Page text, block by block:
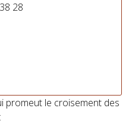
28
promeut le croisement des